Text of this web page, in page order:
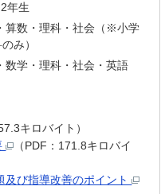
生
・理科・社会（※小学
み）
科・社会・英語
キロバイト）
（PDF：171.8キロバイ
及び指導改善のポイント